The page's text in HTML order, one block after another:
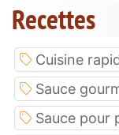
Recettes
Cuisine
Sauce
Sauce pour